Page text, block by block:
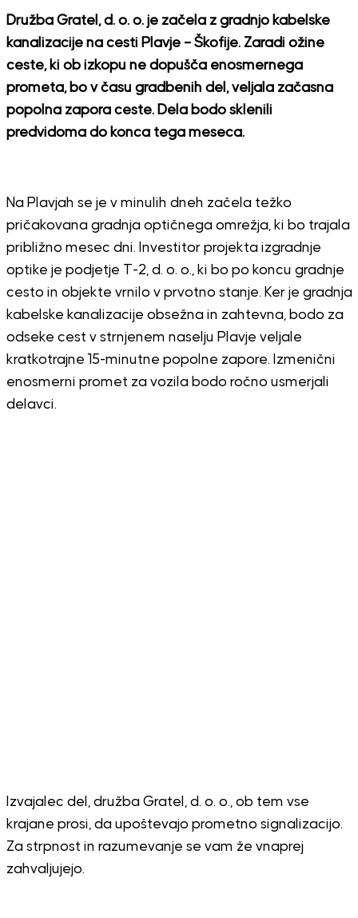
Družba Gratel, d. o. o. je začela z gradnjo kabelske
kanalizacije na cesti Plavje – Škofije. Zaradi ožine
ceste, ki ob izkopu ne dopušča enosmernega
prometa, bo v času gradbenih del, veljala začasna
popolna zapora ceste. Dela bodo sklenili
predvidoma do konca tega meseca.
Na Plavjah se je v minulih dneh začela težko
pričakovana gradnja optičnega omrežja, ki bo trajala
približno mesec dni. Investitor projekta izgradnje
optike je podjetje T-2, d. o. o., ki bo po koncu gradnje
cesto in objekte vrnilo v prvotno stanje. Ker je gradnja
kabelske kanalizacije obsežna in zahtevna, bodo za
odseke cest v strnjenem naselju Plavje veljale
kratkotrajne 15-minutne popolne zapore. Izmenični
enosmerni promet za vozila bodo ročno usmerjali
delavci.
Izvajalec del, družba Gratel, d. o. o., ob tem vse
krajane prosi, da upoštevajo prometno signalizacijo.
Za strpnost in razumevanje se vam že vnaprej
zahvaljujejo.